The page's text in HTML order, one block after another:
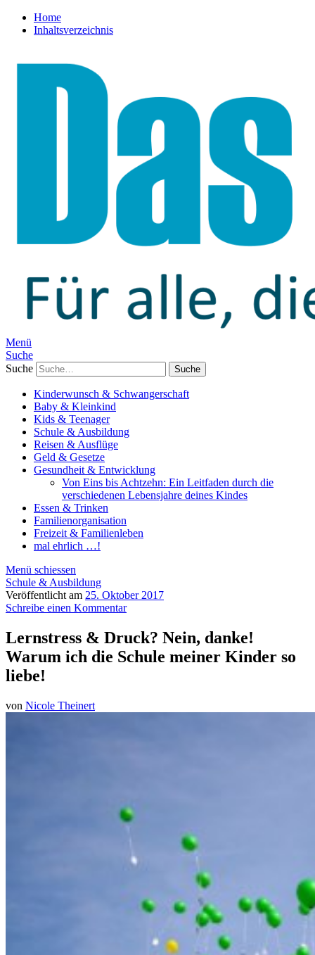
Home
Inhaltsverzeichnis
Menü
Suche
Suche
Kinderwunsch & Schwangerschaft
Baby & Kleinkind
Kids & Teenager
Schule & Ausbildung
Reisen & Ausflüge
Geld & Gesetze
Gesundheit & Entwicklung
Von Eins bis Achtzehn: Ein Leitfaden durch die
verschiedenen Lebensjahre deines Kindes
Essen & Trinken
Familienorganisation
Freizeit & Familienleben
mal ehrlich …!
Menü schiessen
Schule & Ausbildung
Veröffentlicht am 25. Oktober 2017
Schreibe einen Kommentar
Lernstress & Druck? Nein, danke!
Warum ich die Schule meiner Kinder so
liebe!
von Nicole Theinert